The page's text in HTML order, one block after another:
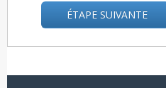
ÉTAPE SUIVANTE